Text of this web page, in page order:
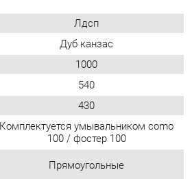
430
умывальником como
100 / фостер 100
Прямоугольные
Нет
С ящиками
Современный
Нет